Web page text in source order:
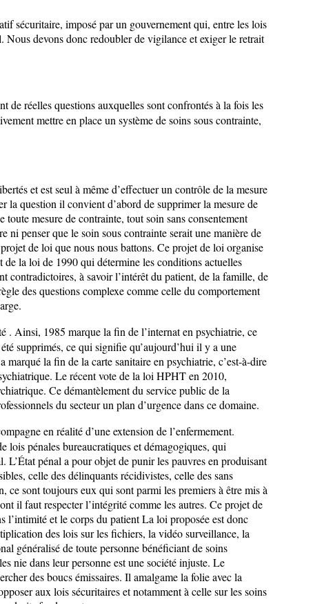
sécuritaire, imposé par un gouvernement qui, entre les lois
Nous devons donc redoubler de vigilance et exiger le retrait
de réelles questions auxquelles sont confrontés à la fois les
mettre en place un système de soins sous contrainte,
et est seul à même d’effectuer un contrôle de la mesure
la question il convient d’abord de supprimer la mesure de
mesure de contrainte, tout soin sans consentement
ni penser que le soin sous contrainte serait une manière de
de loi que nous nous battons. Ce projet de loi organise
de la loi de 1990 qui détermine les conditions actuelles
contradictoires, à savoir l’intérêt du patient, de la famille, de
des questions complexe comme celle du comportement
. Ainsi, 1985 marque la fin de l’internat en psychiatrie, ce
supprimés, ce qui signifie qu’aujourd’hui il y a une
marqué la fin de la carte sanitaire en psychiatrie, c’est-à-dire
Le récent vote de la loi HPHT en 2010,
Ce démantèlement du service public de la
du secteur un plan d’urgence dans ce domaine.
en réalité d’une extension de l’enfermement.
lois pénales bureaucratiques et démagogiques, qui
L’État pénal a pour objet de punir les pauvres en produisant
celle des délinquants récidivistes, celle des sans
ce sont toujours eux qui sont parmi les premiers à être mis à
il faut respecter l’intégrité comme les autres. Ce projet de
l’intimité et le corps du patient La loi proposée est donc
des lois sur les fichiers, la vidéo surveillance, la
généralisé de toute personne bénéficiant de soins
nie dans leur personne est une société injuste. Le
des boucs émissaires. Il amalgame la folie avec la
aux lois sécuritaires et notamment à celle sur les soins